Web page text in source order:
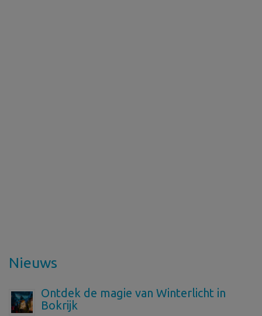
Nieuws
Ontdek de magie van Winterlicht in
Bokrijk